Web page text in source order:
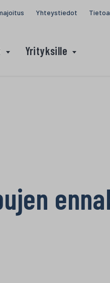
Yhteystiedot
Yrityksille